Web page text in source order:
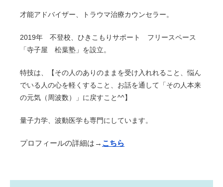
才能アドバイザー、トラウマ治療カウンセラー。
2019年 不登校、ひきこもりサポート フリースペース
「寺子屋 松葉塾」を設立。
特技は、【その人のありのままを受け入れれること、悩ん
でいる人の心を軽くすること、お話を通して「その人本来
の元気（周波数）」に戻すこと^^】
量子力学、波動医学も専門にしています。
プロフィールの詳細は→ こちら